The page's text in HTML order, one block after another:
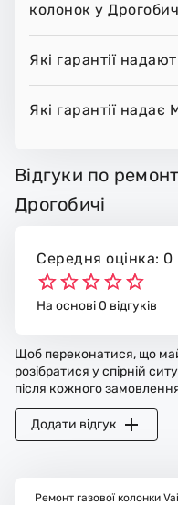
колонок у
Які гарантії
Які гарантії надає
Відгуки по
Дрогобичі
Середня оцінка: 0
На основі 0 відгуків
Щоб переконатися, що
розібратися у спірній
після кожного
Додати відгук
Ремонт газової колонки